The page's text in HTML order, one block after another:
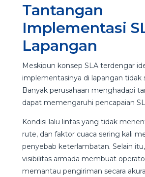
Tantangan
Implementasi
Lapangan
Meskipun konsep SLA terdengar
implementasinya di lapangan tidak
Banyak perusahaan menghadapi
dapat memengaruhi pencapaian
Kondisi lalu lintas yang tidak
rute, dan faktor cuaca sering kali
penyebab keterlambatan. Selain
visibilitas armada membuat
memantau pengiriman secara